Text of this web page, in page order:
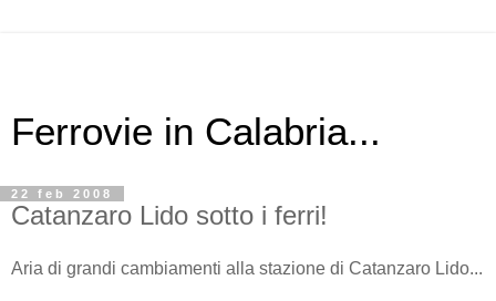
Ferrovie in Calabria...
22 feb 2008
Catanzaro Lido sotto i ferri!
Aria di grandi cambiamenti alla stazione di Catanzaro Lido...